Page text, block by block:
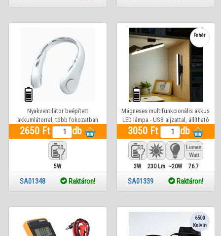
Nyakventilátor beépített
akkumlátorral, több fokozatban
állítható
2650 Ft db
5W
SA01348 Raktáron!
Fehér
Mágneses multifunkcionális akkus
LED lámpa - USB aljzattal, állítható
színhőmérséklettel
3050 Ft db
3W 230 Lm ~20W 76.7
SA01339 Raktáron!
6500
Kelvin